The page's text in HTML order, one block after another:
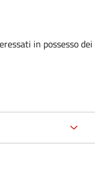
in possesso dei